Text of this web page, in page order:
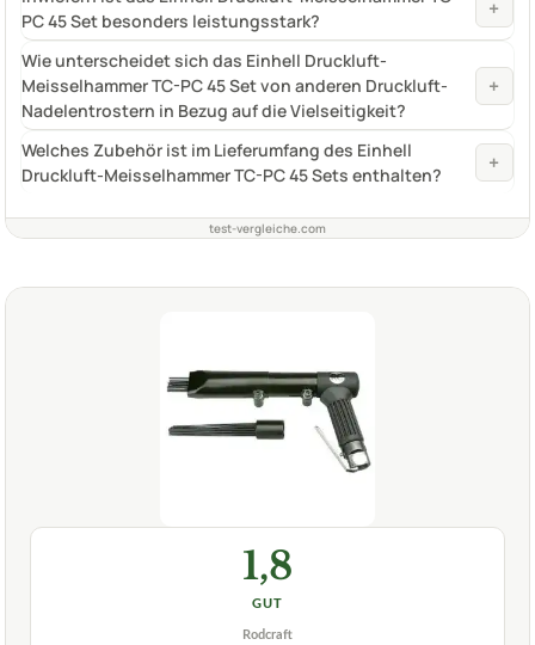
PC 45 Set besonders leistungsstark?
+
Wie unterscheidet sich das Einhell Druckluft-
Meisselhammer TC-PC 45 Set von anderen Druckluft-
Nadelentrostern in Bezug auf die Vielseitigkeit?
+
Welches Zubehör ist im Lieferumfang des Einhell
Druckluft-Meisselhammer TC-PC 45 Sets enthalten?
+
test-vergleiche.com
1,8
GUT
Rodcraft